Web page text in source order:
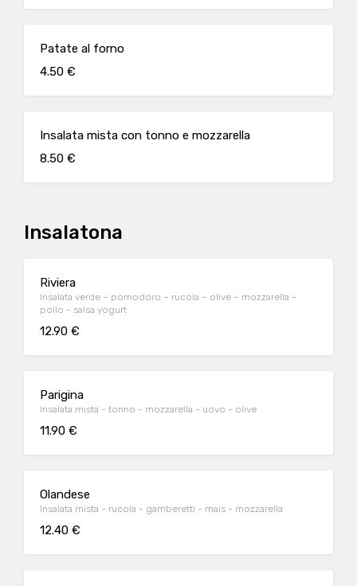
Patate al forno
4.50 €
Insalata mista con tonno e mozzarella
8.50 €
Insalatona
Riviera
Insalata verde – pomodoro – rucola – olive – mozzarella –
pollo - salsa yogurt
12.90 €
Parigina
Insalata mista - tonno - mozzarella - uovo - olive
11.90 €
Olandese
Insalata mista - rucola - gamberetti - mais - mozzarella
12.40 €